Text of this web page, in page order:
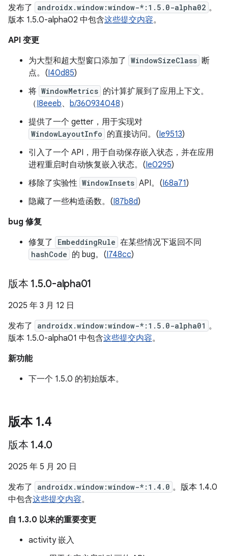
发布了
androidx.window:window-*:1.5.0-alpha02 。
版本 1.5.0-alpha02 中包含这些提交内容。
API 变更
为大型和超大型窗口添加了 WindowSizeClass 断
点。(I40d85)
将 WindowMetrics 的计算扩展到了应用上下文。
（I8eeeb、 b/360934048）
提供了一个 getter，用于实现对
WindowLayoutInfo 的直接访问。(Ie9513)
引入了一个 API，用于自动保存嵌入状态，并在应用
进程重启时自动恢复嵌入状态。(Ie0295)
移除了实验性 WindowInsets API。(I68a71)
隐藏了一些构造函数。(I87b8d)
bug 修复
修复了
EmbeddingRule 在某些情况下返回不同
hashCode 的 bug。(I748cc)
版本 1.5.0-alpha01
2025 年 3 月 12 日
发布了
androidx.window:window-*:1.5.0-alpha01 。
版本 1.5.0-alpha01 中包含这些提交内容。
新功能
下一个 1.5.0 的初始版本。
版本 1.4
版本 1.4.0
2025 年 5 月 20 日
发布了
androidx.window:window-*:1.4.0 。版本 1.4.0
中包含这些提交内容。
自 1.3.0 以来的重要变更
activity 嵌入